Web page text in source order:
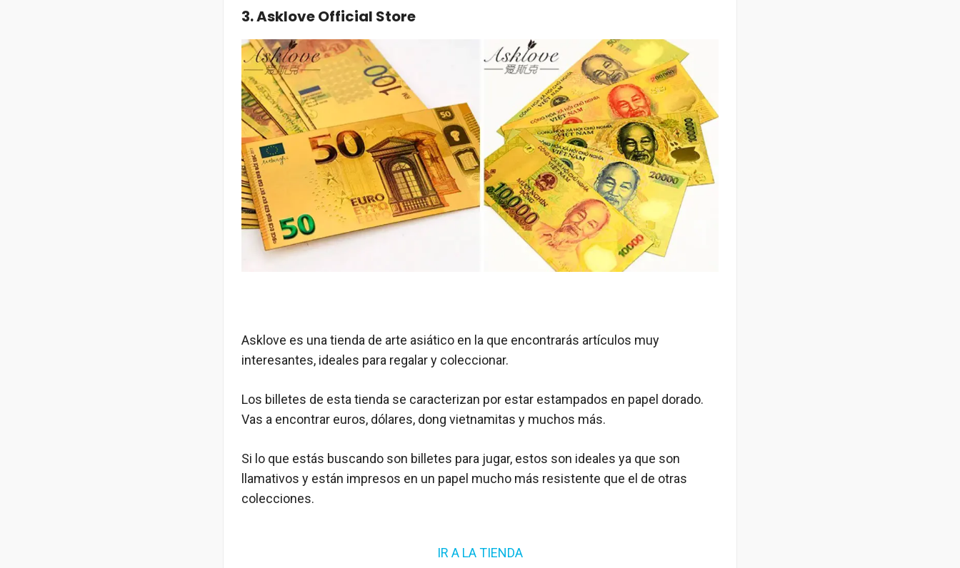
3. Asklove Official Store
Asklove es una tienda de arte asiático en la que encontrarás artículos muy
interesantes, ideales para regalar y coleccionar.
Los billetes de esta tienda se caracterizan por estar estampados en papel dorado.
Vas a encontrar euros, dólares, dong vietnamitas y muchos más.
Si lo que estás buscando son billetes para jugar, estos son ideales ya que son
llamativos y están impresos en un papel mucho más resistente que el de otras
colecciones.
IR A LA TIENDA